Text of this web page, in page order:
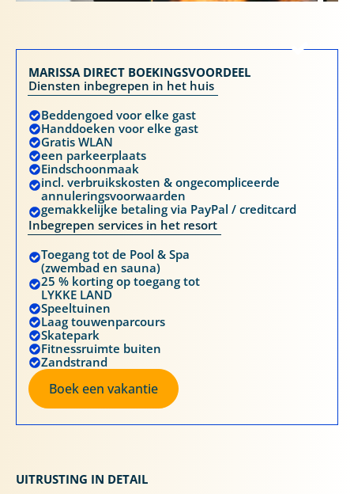
MARISSA DIRECT BOEKINGSVOORDEEL
Diensten inbegrepen in het huis
Beddengoed voor elke gast
Handdoeken voor elke gast
Gratis WLAN
een parkeerplaats
Eindschoonmaak
incl. verbruikskosten & ongecompliceerde
annuleringsvoorwaarden
gemakkelijke betaling via PayPal / creditcard
Inbegrepen services in het resort
Toegang tot de Pool & Spa
(zwembad en sauna)
25 % korting op toegang tot
LYKKE LAND
Speeltuinen
Laag touwenparcours
Skatepark
Fitnessruimte buiten
Zandstrand
Boek een vakantie
UITRUSTING IN DETAIL